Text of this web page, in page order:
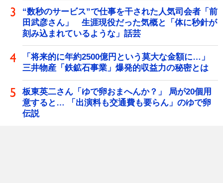
“数秒のサービス”で仕事を干された人気司会者「前
田武彦さん」 生涯現役だった気概と「体に秒針が
刻み込まれているような」話芸
「将来的に年約2500億円という莫大な金額に…」
三井物産「鉄鉱石事業」爆発的収益力の秘密とは
板東英二さん「ゆで卵おまへんか？」 局が20個用
意すると… 「出演料も交通費も要らん」のゆで卵
伝説